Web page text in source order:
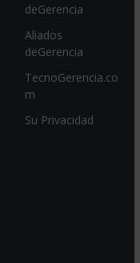
deGerencia
Aliados
deGerencia
TecnoGerencia.co
m
Su Privacidad